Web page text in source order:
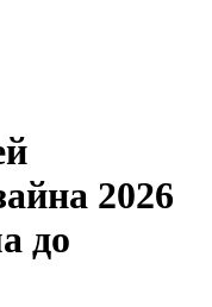
2026
до